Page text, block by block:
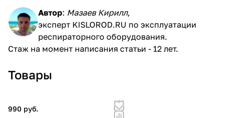
Автор: Мазаев Кирилл,
эксперт KISLOROD.RU по эксплуатации
респираторного оборудования.
Стаж на момент написания статьи - 12 лет.
Товары
990 руб.